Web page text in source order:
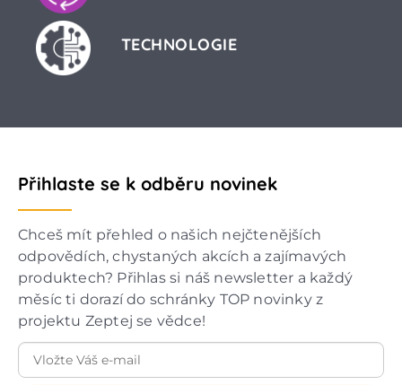
TECHNOLOGIE
Přihlaste se k odběru novinek
Chceš mít přehled o našich nejčtenějších
odpovědích, chystaných akcích a zajímavých
produktech? Přihlas si náš newsletter a každý
měsíc ti dorazí do schránky TOP novinky z
projektu Zeptej se vědce!